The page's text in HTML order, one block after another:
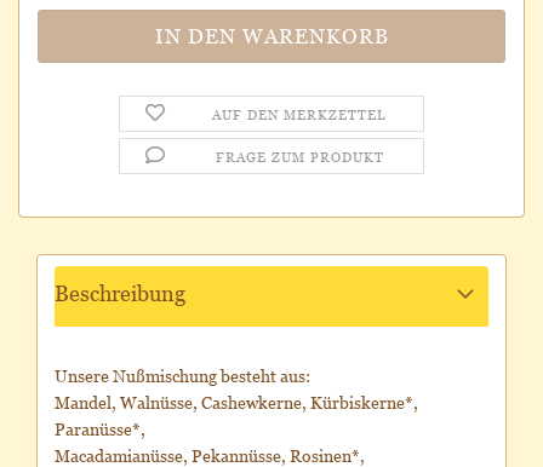
AUF DEN MERKZETTEL
FRAGE ZUM PRODUKT
Beschreibung
Unsere Nußmischung besteht aus:
Mandel, Walnüsse, Cashewkerne, Kürbiskerne*,
Paranüsse*,
Macadamianüsse, Pekannüsse, Rosinen*,